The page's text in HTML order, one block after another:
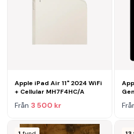
Apple iPad Air 11" 2024 WiFi
+ Cellular MH7F4HC/A
Från 3 500 kr